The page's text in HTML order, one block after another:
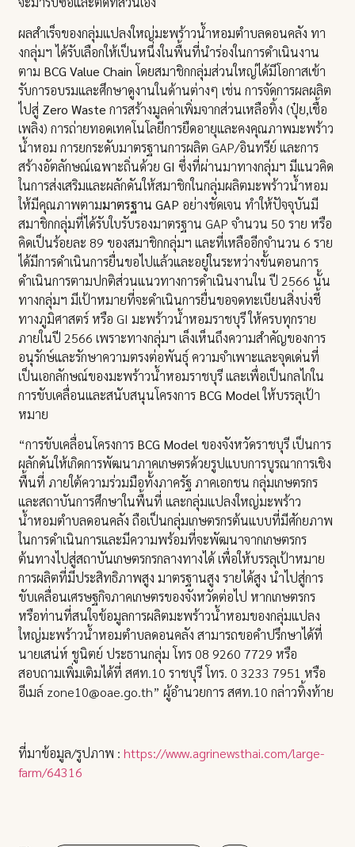
ผลสำเร็จของกลุ่มแปลงใหญ่มะพร้าวน้ำหอมตำบลดอนคลัง ทา
งกลุ่มฯ ได้รับเลือกให้เป็นหนึ่งในพื้นที่นำร่องในการดำเนินงาน
ตาม BCG Value Chain โดยสมาชิกกลุ่มส่วนใหญ่ได้มีโอกาสเข้า
รับการอบรมและศึกษาดูงานในด้านต่างๆ เช่น การจัดการผลผลิต
ไปสู่ Zero Waste การสร้างมูลค่าเพิ่มจากส่วนเหลือทิ้ง (ปุ๋ย,เชื้อ
เพลิง) การถ่ายทอดเทคโนโลยีการยืดอายุและคงคุณภาพมะพร้าว
น้ำหอม การยกระดับมาตรฐานการผลิต GAP/อินทรีย์ และการ
สร้างอัตลักษณ์เฉพาะถิ่นด้วยGI ซึ่งที่ผ่านมาทางกลุ่มฯ มีแนวคิด
ในการส่งเสริมและผลักดันให้สมาชิกในกลุ่มผลิตมะพร้าวน้ำหอม
ให้มีคุณภาพตามมาตรฐาน GAP อย่างชัดเจน ทำให้ปัจจุบันมี
สมาชิกกลุ่มที่ได้รับใบรับรองมาตรฐาน GAP จำนวน 50 ราย หรือ
คิดเป็นร้อยละ 89 ของสมาชิกกลุ่มฯ และที่เหลืออีกจำนวน 6 ราย
ได้มีการดำเนินการยื่นขอไปแล้วและอยู่ในระหว่างขั้นตอนการ
ดำเนินการตามปกติส่วนแนวทางการดำเนินงานใน ปี 2566 นั้น
ทางกลุ่มฯ มีเป้าหมายที่จะดำเนินการยื่นขอจดทะเบียนสิ่งบ่งชี้
ทางภูมิศาสตร์ หรือ GI มะพร้าวน้ำหอมราชบุรี ให้ครบทุกราย
ภายในปี 2566 เพราะทางกลุ่มฯ เล็งเห็นถึงความสำคัญของการ
อนุรักษ์และรักษาความตรงต่อพันธุ์ ความจำเพาะและจุดเด่นที่
เป็นเอกลักษณ์ของมะพร้าวน้ำหอมราชบุรี และเพื่อเป็นกลไกใน
การขับเคลื่อนและสนับสนุนโครงการ BCG Modelให้บรรลุเป้า
หมาย
“การขับเคลื่อนโครงการ BCG Model ของจังหวัดราชบุรี เป็นการ
ผลักดันให้เกิดการพัฒนาภาคเกษตรด้วยรูปแบบการบูรณาการเชิง
พื้นที่ ภายใต้ความร่วมมือทั้งภาครัฐ ภาคเอกชน กลุ่มเกษตรกร
และสถาบันการศึกษาในพื้นที่ และกลุ่มแปลงใหญ่มะพร้าว
น้ำหอมตำบลดอนคลัง ถือเป็นกลุ่มเกษตรกรต้นแบบที่มีศักยภาพ
ในการดำเนินการและมีความพร้อมที่จะพัฒนาจากเกษตรกร
ต้นทางไปสู่สถาบันเกษตรกรกลางทางได้ เพื่อให้บรรลุเป้าหมาย
การผลิตที่มีประสิทธิภาพสูง มาตรฐานสูง รายได้สูง นำไปสู่การ
ขับเคลื่อนเศรษฐกิจภาคเกษตรของจังหวัดต่อไป หากเกษตรกร
หรือท่านที่สนใจข้อมูลการผลิตมะพร้าวน้ำหอมของกลุ่มแปลง
ใหญ่มะพร้าวน้ำหอมตำบลดอนคลัง สามารถขอคำปรึกษาได้ที่
นายเสน่ห์ ชูนิตย์ ประธานกลุ่ม โทร 08 9260 7729 หรือ
สอบถามเพิ่มเติมได้ที่ สศท.10 ราชบุรี โทร. 0 3233 7951 หรือ
อีเมล์ zone10@oae.go.th” ผู้อำนวยการ สศท.10 กล่าวทิ้งท้าย
ที่มาข้อมูล/รูปภาพ :https://www.agrinewsthai.com/large-
farm/64316